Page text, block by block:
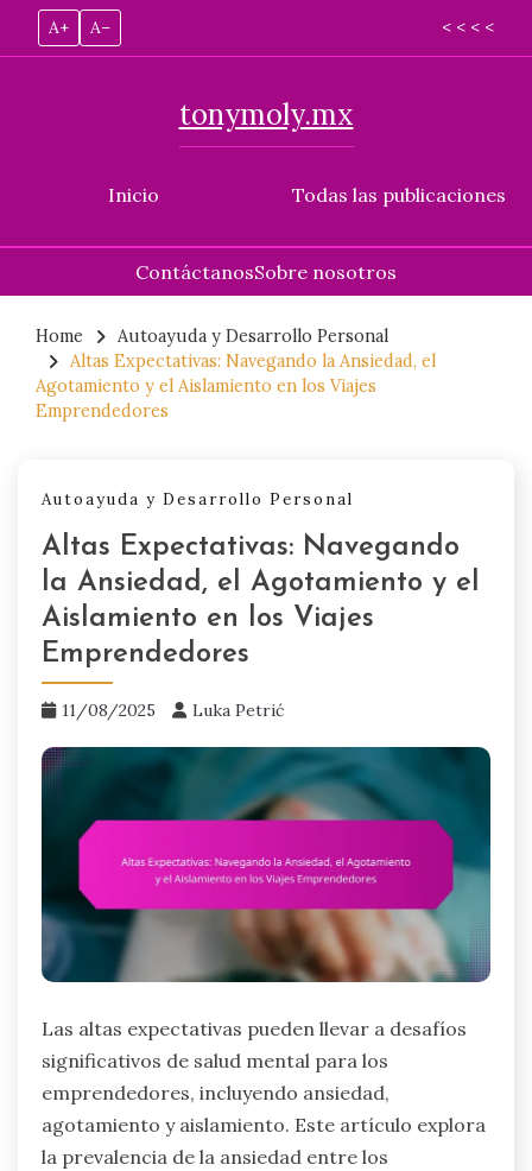
A+ A– < < < <
Inicio
tonymoly.mx
Todas las publicaciones
ContáctanosSobre nosotros
content
Home
Autoayuda y Desarrollo Personal
Altas Expectativas: Navegando la Ansiedad, el
Agotamiento y el Aislamiento en los Viajes
Emprendedores
Autoayuda y Desarrollo Personal
Altas Expectativas: Navegando
la Ansiedad, el Agotamiento y el
Aislamiento en los Viajes
Emprendedores
11/08/2025 Luka Petrić
Las altas expectativas pueden llevar a desafíos
significativos de salud mental para los
emprendedores, incluyendo ansiedad,
agotamiento y aislamiento. Este artículo explora
la prevalencia de la ansiedad entre los